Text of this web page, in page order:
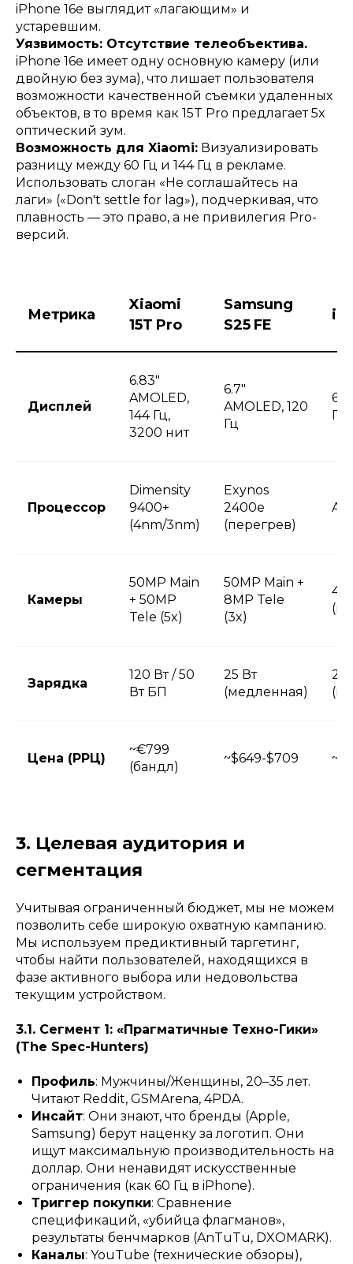
iPhone 16e выглядит «лагающим» и
устаревшим.
Уязвимость: Отсутствие телеобъектива.
iPhone 16e имеет одну основную камеру (или
двойную без зума), что лишает пользователя
возможности качественной съемки удаленных
объектов, в то время как 15T Pro предлагает 5x
оптический зум.
Возможность для Xiaomi: Визуализировать
разницу между 60 Гц и 144 Гц в рекламе.
Использовать слоган «Не соглашайтесь на
лаги» («Don't settle for lag»), подчеркивая, что
плавность — это право, а не привилегия Pro-
версий.
Метрика
Xiaomi
15T Pro
Samsung
S25 FE
Дисплей
6.83"
AMOLED,
144 Гц,
3200 нит
6.7"
AMOLED, 120
Гц
Гц
Процессор
Dimensity
9400+
(4nm/3nm)
Exynos
2400е
(перегрев)
Камеры
50MP Main
+ 50MP
Tele (5x)
50MP Main +
8MP Tele
(3x)
Зарядка
120 Вт / 50
Вт БП
25 Вт
(медленная)
20
Цена (РРЦ)
~€799
(бандл)
~$649-$709
3. Целевая аудитория и
сегментация
Учитывая ограниченный бюджет, мы не можем
позволить себе широкую охватную кампанию.
Мы используем предиктивный таргетинг,
чтобы найти пользователей, находящихся в
фазе активного выбора или недовольства
текущим устройством.
3.1. Сегмент 1: «Прагматичные Техно-Гики»
(The Spec-Hunters)
Профиль: Мужчины/Женщины, 20–35 лет.
Читают Reddit, GSMArena, 4PDA.
Инсайт: Они знают, что бренды (Apple,
Samsung) берут наценку за логотип. Они
ищут максимальную производительность на
доллар. Они ненавидят искусственные
ограничения (как 60 Гц в iPhone).
Триггер покупки: Сравнение
спецификаций, «убийца флагманов»,
результаты бенчмарков (AnTuTu, DXOMARK).
Каналы: YouTube (технические обзоры),